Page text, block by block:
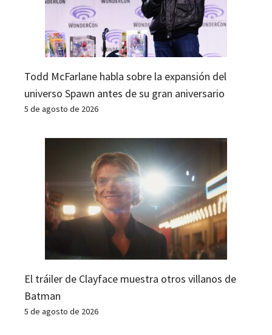
Todd McFarlane habla sobre la expansión del
universo Spawn antes de su gran aniversario
5 de agosto de 2026
El tráiler de Clayface muestra otros villanos de
Batman
5 de agosto de 2026